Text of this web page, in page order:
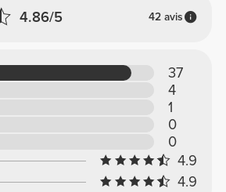
4.86/5 42 avis
37
4
1
0
0
4.9
4.9